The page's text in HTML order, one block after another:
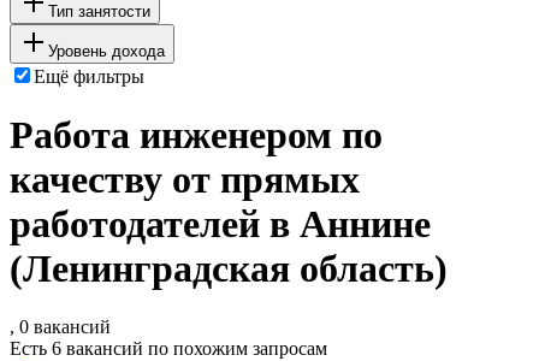
Тип занятости
Уровень дохода
Ещё фильтры
Работа инженером по
качеству от прямых
работодателей в Аннине
(Ленинградская область)
, 0 вакансий
Есть 6 вакансий по похожим запросам